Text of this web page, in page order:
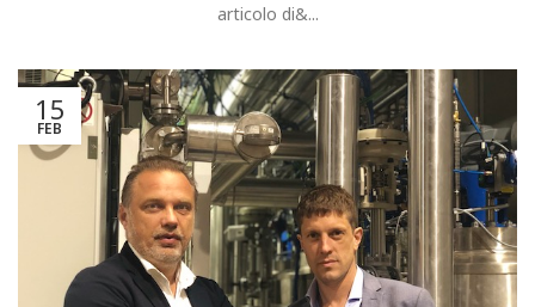
articolo di&...
15
FEB